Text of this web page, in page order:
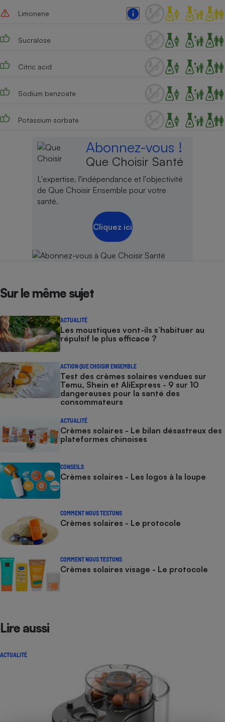
Limonene
Sucralose
Citric acid
Sodium benzoate
Potassium sorbate
Abonnez-vous !
Que Choisir Santé
L'expertise, l'indépendance et l'objectivité
de Que Choisir Ensemble pour votre
santé.
Cliquez ici
Sur le même sujet
ACTUALITÉ
Les moustiques vont-ils s’habituer au
répulsif le plus efficace ?
ACTION QUE CHOISIR ENSEMBLE
Test des crèmes solaires vendues sur
Temu, Shein et AliExpress - 9 sur 10
dangereuses pour la santé des
consommateurs
ACTUALITÉ
Crèmes solaires - Le bilan désastreux des
plateformes chinoises
CONSEILS
Crèmes solaires - Les logos à la loupe
COMMENT NOUS TESTONS
Crèmes solaires - Le protocole
COMMENT NOUS TESTONS
Crèmes solaires visage - Le protocole
Lire aussi
ACTUALITÉ